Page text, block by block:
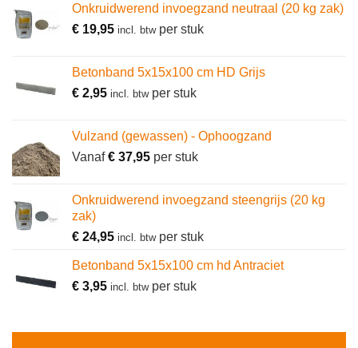
Onkruidwerend invoegzand neutraal (20 kg zak)
€ 19,95 incl. btwper stuk
Betonband 5x15x100 cm HD Grijs
€ 2,95 incl. btwper stuk
Vulzand (gewassen) - Ophoogzand
Vanaf€ 37,95 per stuk
Onkruidwerend invoegzand steengrijs (20 kg
zak)
€ 24,95 incl. btwper stuk
Betonband 5x15x100 cm hd Antraciet
€ 3,95 incl. btwper stuk